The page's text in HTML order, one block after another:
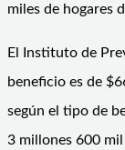
miles de hogares
El Instituto de
beneficio es de
según el tipo de
3 millones 600